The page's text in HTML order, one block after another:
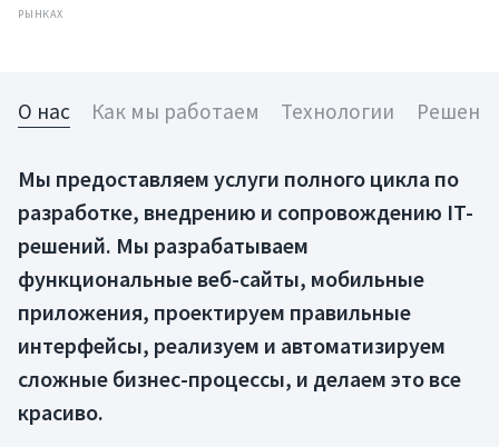
РЫНКАХ
О нас Как мы работаем Технологии
Мы предоставляем услуги полного цикла по
разработке, внедрению и сопровождению IT-
решений. Мы разрабатываем
функциональные веб-сайты, мобильные
приложения, проектируем правильные
интерфейсы, реализуем и автоматизируем
сложные бизнес-процессы, и делаем это все
красиво.